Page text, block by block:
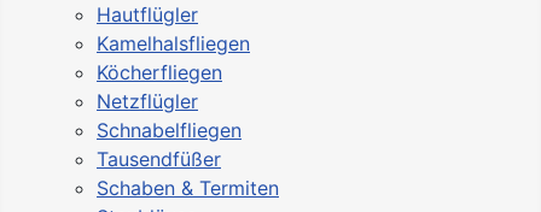
Hautflügler
Kamelhalsfliegen
Köcherfliegen
Netzflügler
Schnabelfliegen
Tausendfüßer
Schaben & Termiten